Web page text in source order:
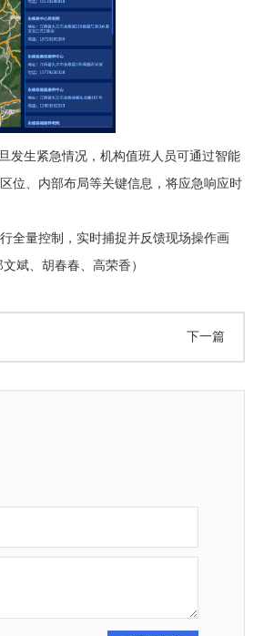
发生紧急情况，机构值班人员可通过智能
位、内部布局等关键信息，将应急响应时
全量控制，实时捕捉并反馈现场操作画
斌、胡春春、高荣香）
下一篇